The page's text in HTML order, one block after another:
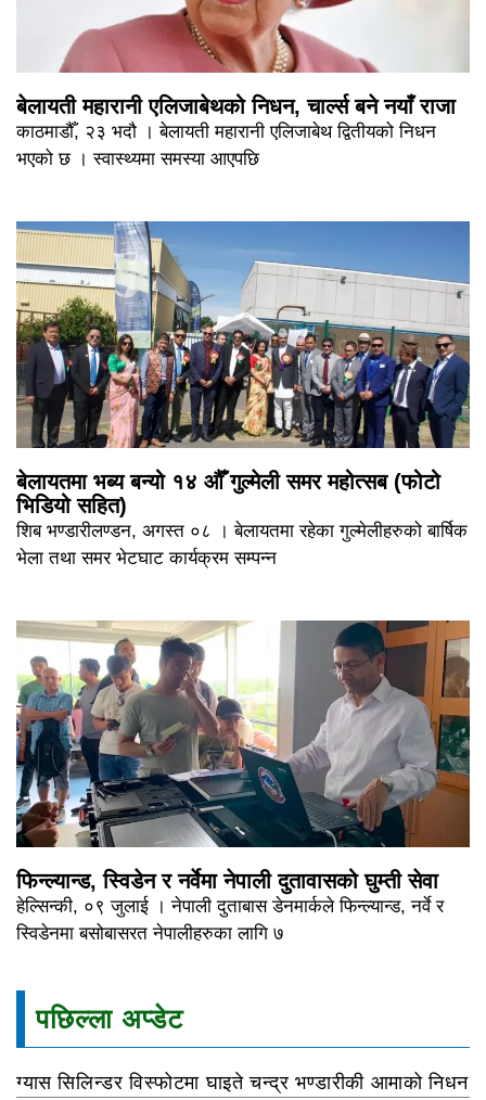
बेलायती महारानी एलिजाबेथको निधन, चार्ल्स बने नयाँ राजा
काठमाडौँ, २३ भदौ । बेलायती महारानी एलिजाबेथ द्वितीयको निधन
भएको छ । स्वास्थ्यमा समस्या आएपछि
बेलायतमा भब्य बन्यो १४ औँ गुल्मेली समर महोत्सब (फोटो
भिडियो सहित)
शिब भण्डारीलण्डन, अगस्त ०८ । बेलायतमा रहेका गुल्मेलीहरुको बार्षिक
भेला तथा समर भेटघाट कार्यक्रम सम्पन्न
फिन्ल्यान्ड, स्विडेन र नर्वेमा नेपाली दुतावासको घुम्ती सेवा
हेल्सिन्की, ०९ जुलाई । नेपाली दुताबास डेनमार्कले फिन्ल्यान्ड, नर्वे र
स्विडेनमा बसोबासरत नेपालीहरुका लागि ७
पछिल्ला अप्डेट
ग्यास सिलिन्डर विस्फोटमा घाइते चन्द्र भण्डारीकी आमाको निधन